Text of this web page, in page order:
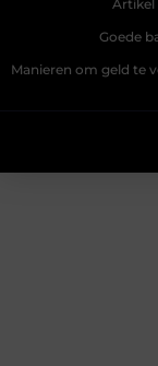
Artikel
Goede
Manieren om geld te